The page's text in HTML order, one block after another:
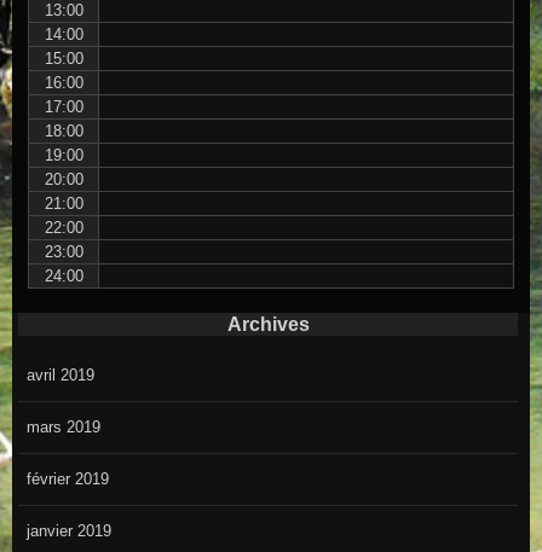
13:00
14:00
15:00
16:00
17:00
18:00
19:00
20:00
21:00
22:00
23:00
24:00
Archives
avril 2019
mars 2019
février 2019
janvier 2019